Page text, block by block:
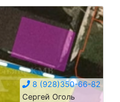
8 (928)350-66-82
Сергей Оголь